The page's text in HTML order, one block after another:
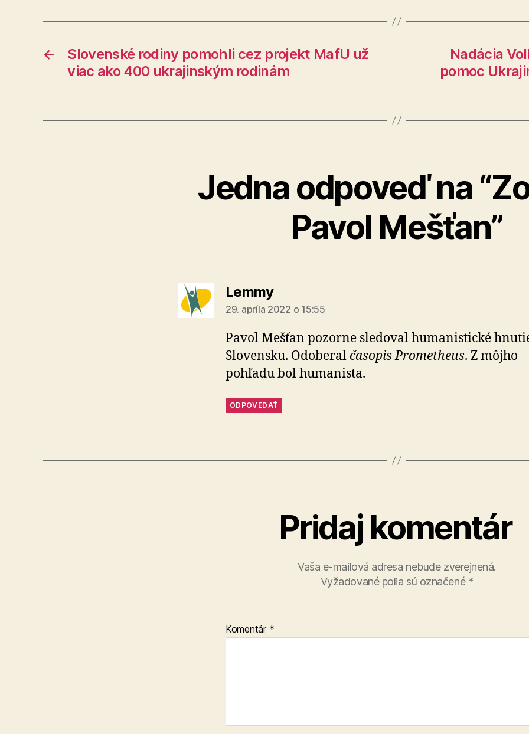
←
Slovenské rodiny pomohli cez projekt MafU už
viac ako 400 ukrajinským rodinám
Nadácia
pomoc
Jedna odpoveď na
Pavol Mešťan”
Lemmyhovorí:
29. apríla 2022 o 15:55
Pavol Mešťan pozorne sledoval humanistické
Slovensku. Odoberal časopis Prometheus. Z môjho
pohľadu bol humanista.
ODPOVEDAŤ
Pridaj komentár
Vaša e-mailová adresa nebude zverejnená.
Vyžadované polia sú označené *
Komentár *